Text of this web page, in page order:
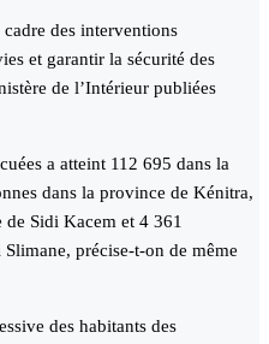
des interventions
et garantir la sécurité des
de l’Intérieur publiées
a atteint 112 695 dans la
dans la province de Kénitra,
de Sidi Kacem et 4 361
précise-t-on de même
des habitants des